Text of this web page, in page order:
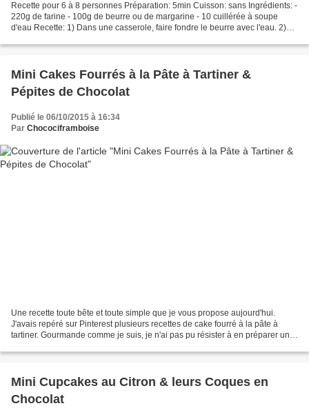
Recette pour 6 à 8 personnes Préparation: 5min Cuisson: sans Ingrédients: -
220g de farine - 100g de beurre ou de margarine - 10 cuillérée à soupe
d'eau Recette: 1) Dans une casserole, faire fondre le beurre avec l'eau. 2)
Mini Cakes Fourrés à la Pâte à Tartiner &
Pépites de Chocolat
Publié le 06/10/2015 à 16:34
Par Chocociframboise
Une recette toute bête et toute simple que je vous propose aujourd'hui.
J'avais repéré sur Pinterest plusieurs recettes de cake fourré à la pâte à
tartiner. Gourmande comme je suis, je n'ai pas pu résister à en préparer un
Mini Cupcakes au Citron & leurs Coques en
Chocolat